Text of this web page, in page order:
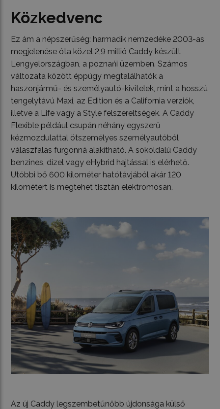
Közkedvenc
Ez ám a népszerűség: harmadik nemzedéke 2003-as
megjelenése óta közel 2,9 millió Caddy készült
Lengyelországban, a poznańi üzemben. Számos
változata között éppúgy megtalálhatók a
haszonjármű- és személyautó-kivitelek, mint a hosszú
tengelytávú Maxi, az Edition és a California verziók,
illetve a Life vagy a Style felszereltségek. A Caddy
Flexible például csupán néhány egyszerű
kézmozdulattal ötszemélyes személyautóból
válaszfalas furgonná alakítható. A sokoldalú Caddy
benzines, dízel vagy eHybrid hajtással is elérhető.
Utóbbi bő 600 kilométer hatótávjából akár 120
kilométert is megtehet tisztán elektromosan.
Az új Caddy legszembetűnőbb újdonsága külső